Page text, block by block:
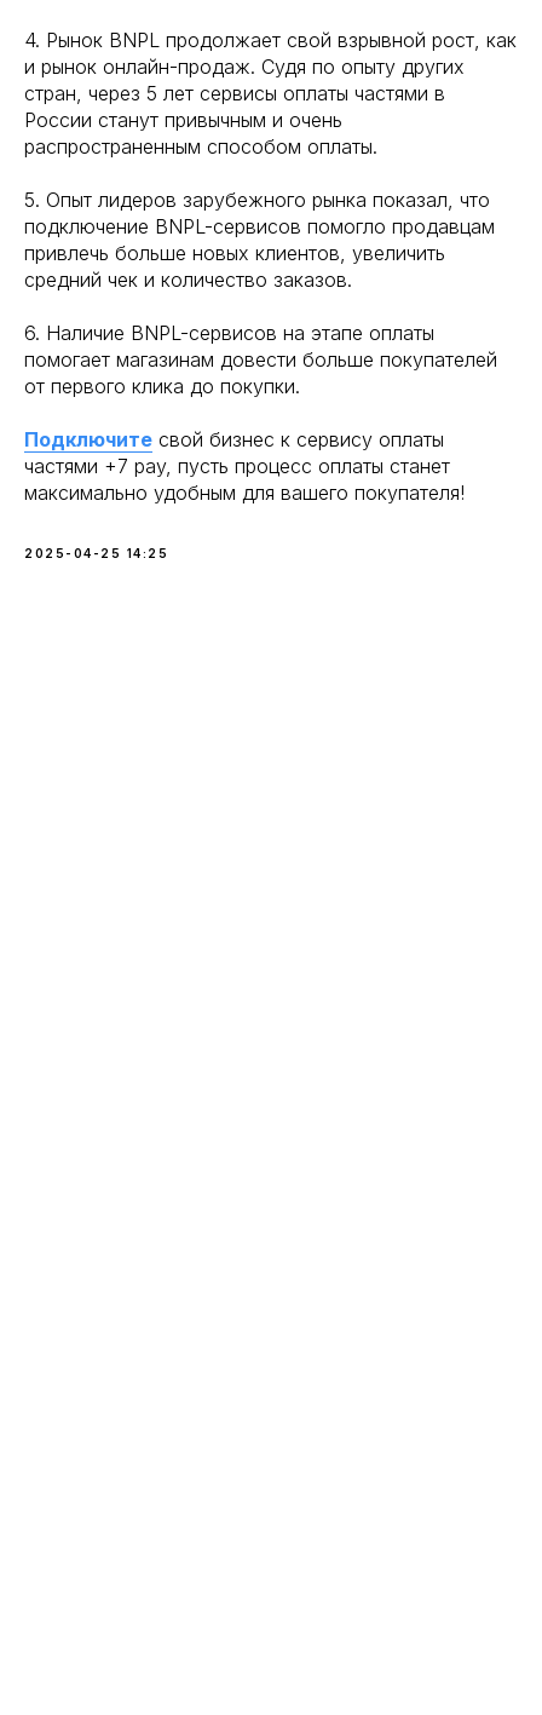
4. Рынок BNPL продолжает свой взрывной рост, как
и рынок онлайн-продаж. Судя по опыту других
стран, через 5 лет сервисы оплаты частями в
России станут привычным и очень
распространенным способом оплаты.
5. Опыт лидеров зарубежного рынка показал, что
подключение BNPL-сервисов помогло продавцам
привлечь больше новых клиентов, увеличить
средний чек и количество заказов.
6. Наличие BNPL-сервисов на этапе оплаты
помогает магазинам довести больше покупателей
от первого клика до покупки.
Подключите свой бизнес к сервису оплаты
частями +7 pay, пусть процесс оплаты станет
максимально удобным для вашего покупателя!
2025-04-25 14:25